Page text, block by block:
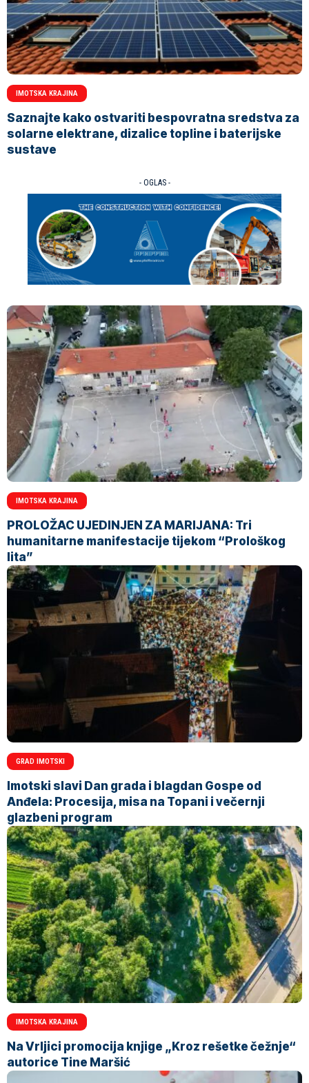
IMOTSKA KRAJINA
Saznajte kako ostvariti bespovratna sredstva za
solarne elektrane, dizalice topline i baterijske
sustave
- OGLAS -
IMOTSKA KRAJINA
PROLOŽAC UJEDINJEN ZA MARIJANA: Tri
humanitarne manifestacije tijekom “Prološkog
lita”
GRAD IMOTSKI
Imotski slavi Dan grada i blagdan Gospe od
Anđela: Procesija, misa na Topani i večernji
glazbeni program
IMOTSKA KRAJINA
Na Vrljici promocija knjige „Kroz rešetke čežnje“
autorice Tine Maršić